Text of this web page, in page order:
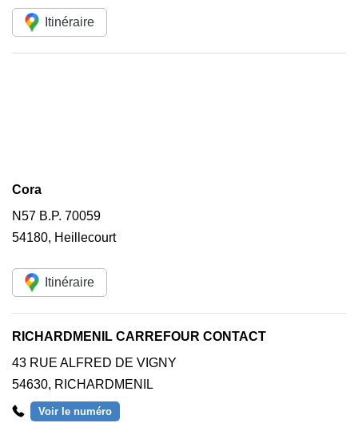
Itinéraire
Cora
N57 B.P. 70059
54180, Heillecourt
Itinéraire
RICHARDMENIL CARREFOUR CONTACT
43 RUE ALFRED DE VIGNY
54630, RICHARDMENIL
Voir le numéro